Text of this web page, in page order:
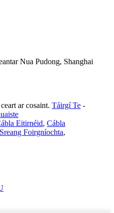
Nua Pudong, Shanghai
ar cosaint. Táirgí Te -
Eitirnéid, Cábla
Sreang Foirgníochta,